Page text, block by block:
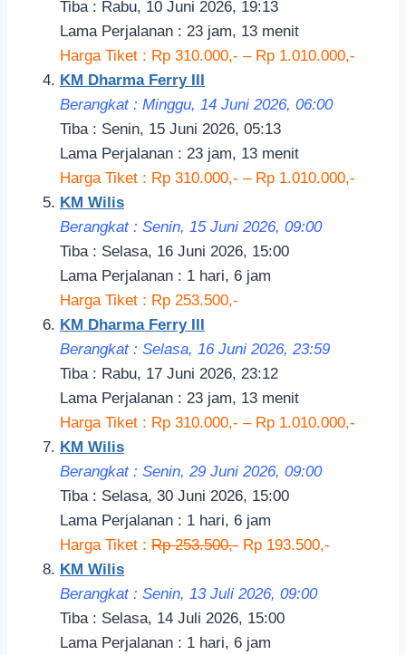
Tiba : Rabu, 10 Juni 2026, 19:13
Lama Perjalanan : 23 jam, 13 menit
Harga Tiket : Rp 310.000,- – Rp 1.010.000,-
KM Dharma Ferry III
Berangkat : Minggu, 14 Juni 2026, 06:00
Tiba : Senin, 15 Juni 2026, 05:13
Lama Perjalanan : 23 jam, 13 menit
Harga Tiket : Rp 310.000,- – Rp 1.010.000,-
KM Wilis
Berangkat : Senin, 15 Juni 2026, 09:00
Tiba : Selasa, 16 Juni 2026, 15:00
Lama Perjalanan : 1 hari, 6 jam
Harga Tiket : Rp 253.500,-
KM Dharma Ferry III
Berangkat : Selasa, 16 Juni 2026, 23:59
Tiba : Rabu, 17 Juni 2026, 23:12
Lama Perjalanan : 23 jam, 13 menit
Harga Tiket : Rp 310.000,- – Rp 1.010.000,-
KM Wilis
Berangkat : Senin, 29 Juni 2026, 09:00
Tiba : Selasa, 30 Juni 2026, 15:00
Lama Perjalanan : 1 hari, 6 jam
Harga Tiket : Rp 253.500,- Rp 193.500,-
KM Wilis
Berangkat : Senin, 13 Juli 2026, 09:00
Tiba : Selasa, 14 Juli 2026, 15:00
Lama Perjalanan : 1 hari, 6 jam